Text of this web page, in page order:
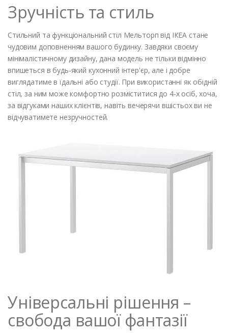
Зручність та стиль
Стильний та функціональний стіл Мельторп від ІКЕА стане
чудовим доповненням вашого будинку. Завдяки своєму
мінімалістичному дизайну, дана модель не тільки відмінно
впишеться в будь-який кухонний інтер'єр, але і добре
виглядатиме в їдальні або студії. При використанні як обідній
стіл, за ним може комфортно розміститися до 4-х осіб, хоча,
за відгуками наших клієнтів, навіть вечерячи вшістьох ви не
відчуватимете незручностей.
Універсальні рішення –
свобода вашої фантазії